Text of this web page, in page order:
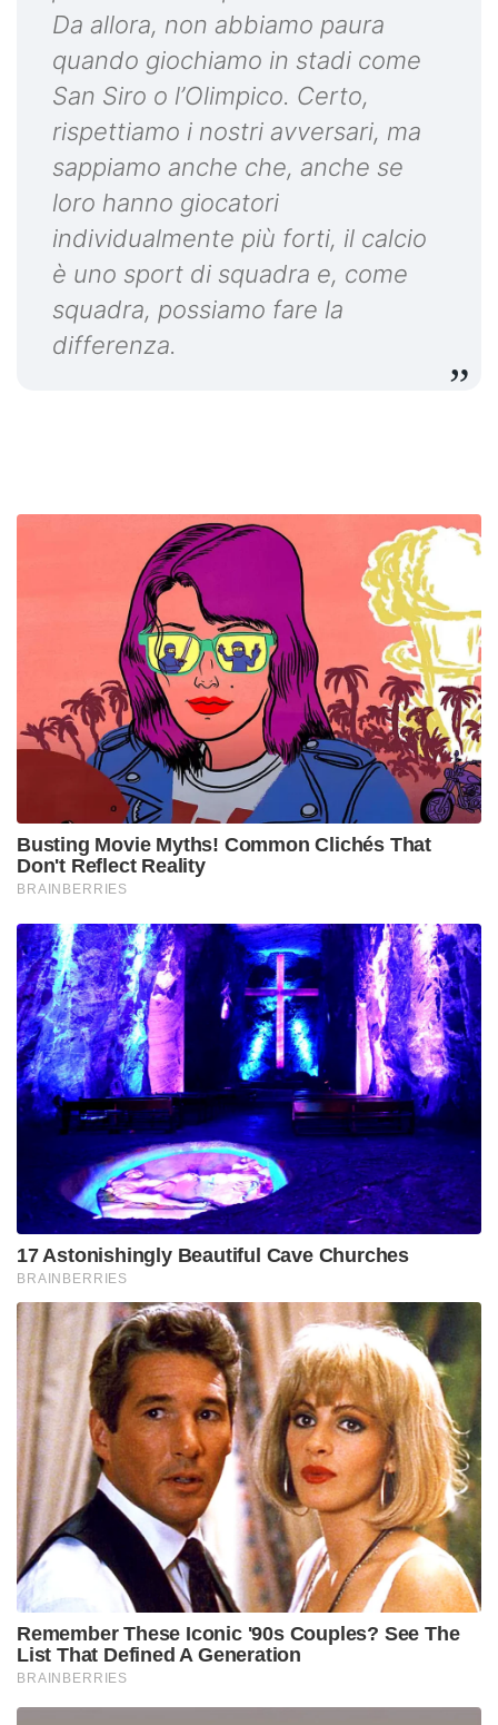
Da allora, non abbiamo paura
quando giochiamo in stadi come
San Siro o l’Olimpico. Certo,
rispettiamo i nostri avversari, ma
sappiamo anche che, anche se
loro hanno giocatori
individualmente più forti, il calcio
è uno sport di squadra e, come
squadra, possiamo fare la
differenza.